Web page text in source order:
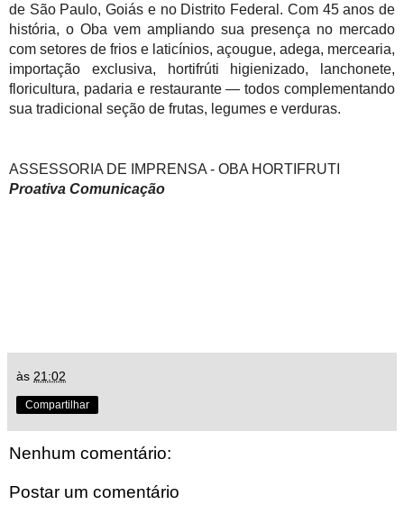
de São Paulo, Goiás e no Distrito Federal. Com 45 anos de
história, o Oba vem ampliando sua presença no mercado
com setores de frios e laticínios, açougue, adega, mercearia,
importação exclusiva, hortifrúti higienizado, lanchonete,
floricultura, padaria e restaurante — todos complementando
sua tradicional seção de frutas, legumes e verduras.
ASSESSORIA DE IMPRENSA - OBA HORTIFRUTI
Proativa Comunicação
às 21:02
Compartilhar
Nenhum comentário:
Postar um comentário